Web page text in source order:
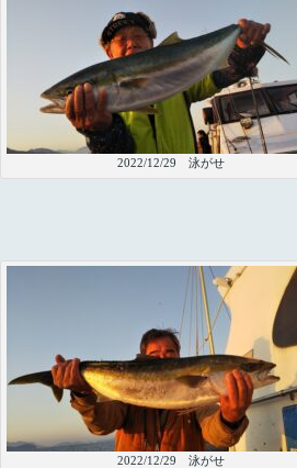
2022/12/29 泳がせ
2022/12/29 泳がせ